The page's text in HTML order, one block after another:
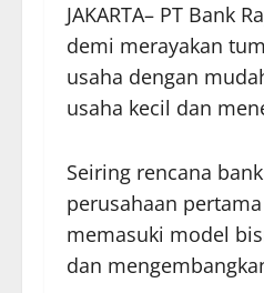
JAKARTA– PT Bank
demi merayakan
usaha dengan
usaha kecil dan
Seiring rencana
perusahaan
memasuki model
dan